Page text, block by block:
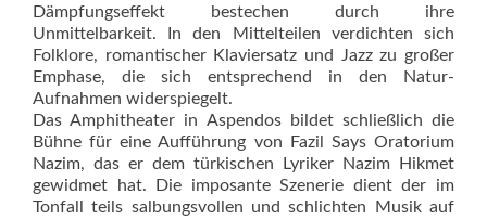
Dämpfungseffekt bestechen durch ihre
Unmittelbarkeit. In den Mittelteilen verdichten sich
Folklore, romantischer Klaviersatz und Jazz zu großer
Emphase, die sich entsprechend in den Natur-
Aufnahmen widerspiegelt.
Das Amphitheater in Aspendos bildet schließlich die
Bühne für eine Aufführung von Fazil Says Oratorium
Nazim, das er dem türkischen Lyriker Nazim Hikmet
gewidmet hat. Die imposante Szenerie dient der im
Tonfall teils salbungsvollen und schlichten Musik auf